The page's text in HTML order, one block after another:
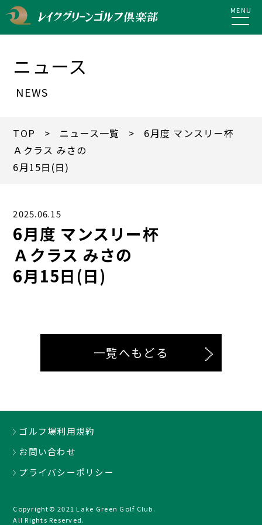
MENU
ニュース
NEWS
TOP > ニュース一覧
> 6月度 マンスリー杯
Ａクラス みさの
6月15日(日)
2025.06.15
6月度 マンスリー杯
Ａクラス みさの
6月15日(日)
一覧へもどる
ゴルフ場利用規約
お問い合わせ
プライバシーポリシー
Copyright© 2021 Lake Green Golf Club.
All Rights Reserved.